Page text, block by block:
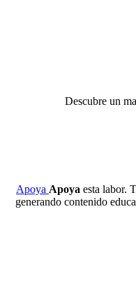
Descubre un
Apoya Apoya esta labor.
generando contenido